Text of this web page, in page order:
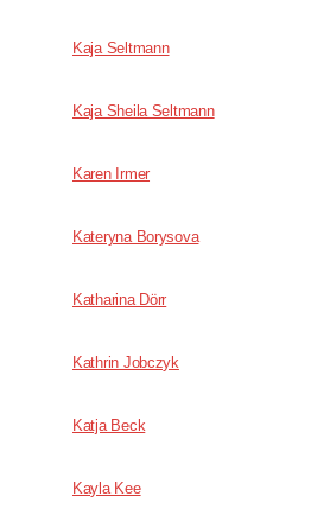
Kaja Seltmann
Kaja Sheila Seltmann
Karen Irmer
Kateryna Borysova
Katharina Dörr
Kathrin Jobczyk
Katja Beck
Kayla Kee